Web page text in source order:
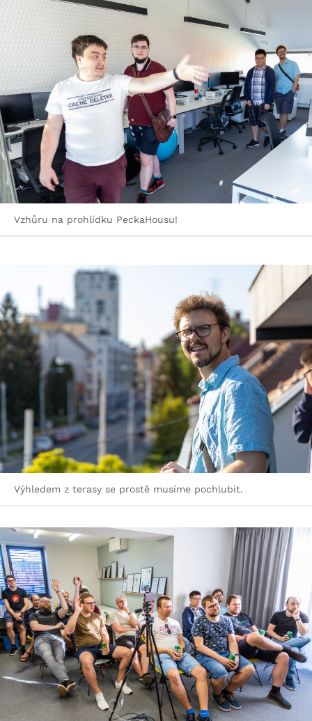
Vzhůru na prohlídku PeckaHousu!
Výhledem z terasy se prostě musíme pochlubit.